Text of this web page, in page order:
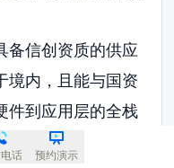
备信创资质的供应
境内，且能与国资
件到应用层的全栈
话 预约演示